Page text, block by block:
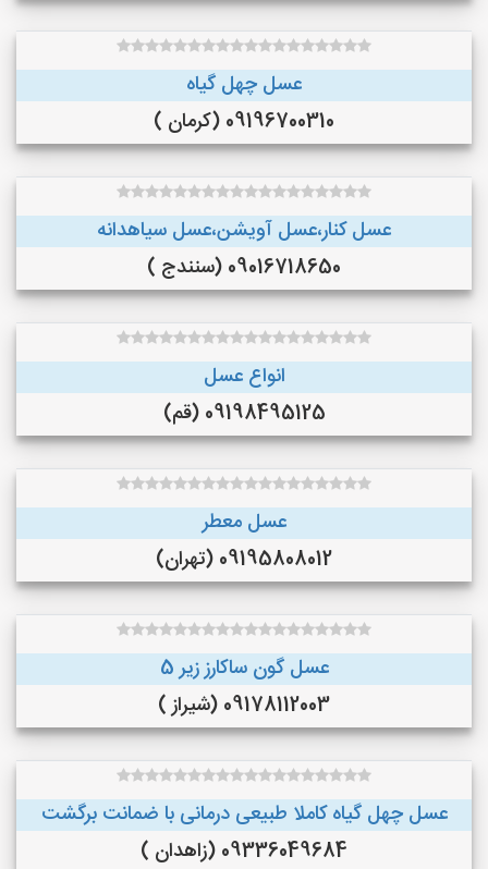
عسل چهل گیاه
09196700310 (کرمان )
عسل کنار،عسل آویشن،عسل سیاهدانه
09016718650 (سنندج )
انواع عسل
09198495125 (قم)
عسل معطر
09195808012 (تهران)
عسل گون ساکارز زیر 5
09178112003 (شیراز )
عسل چهل گیاه کاملا طبیعی درمانی با ضمانت برگشت
09336049684 (زاهدان )